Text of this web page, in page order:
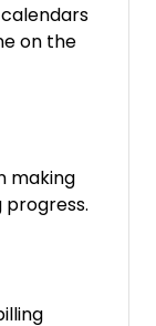
on the
making
progress.